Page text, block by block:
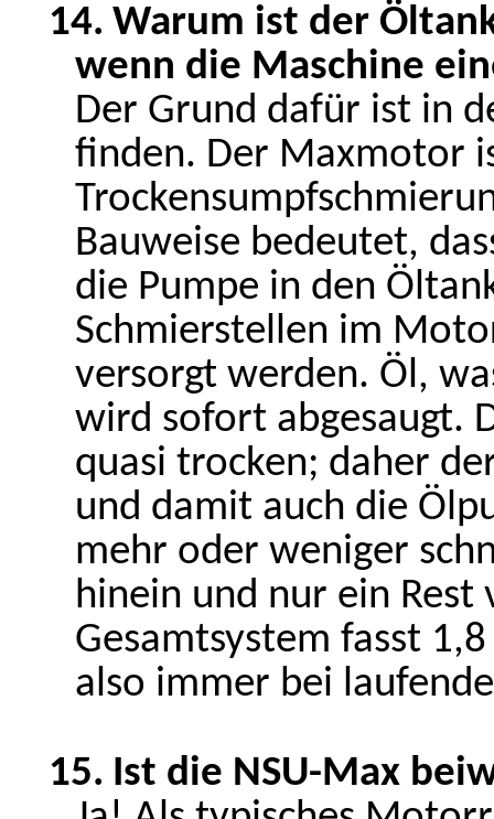
14. Warum ist der
wenn die Maschine
Der Grund dafür ist in
finden. Der Maxmotor
Bauweise bedeutet,
die Pumpe in den
Schmierstellen im
versorgt werden. Öl,
wird sofort abgesaugt.
quasi trocken; daher
und damit auch die
mehr oder weniger
hinein und nur ein
Gesamtsystem fasst
also immer bei
15. Ist die NSU-Max